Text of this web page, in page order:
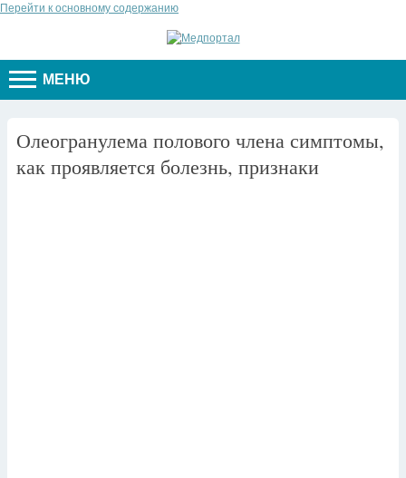
Перейти к основному содержанию
МЕНЮ
Олеогранулема полового члена симптомы,
как проявляется болезнь, признаки